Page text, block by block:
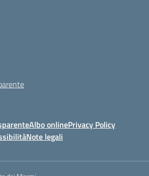
Albo onlinePrivacy Policy
Note legali